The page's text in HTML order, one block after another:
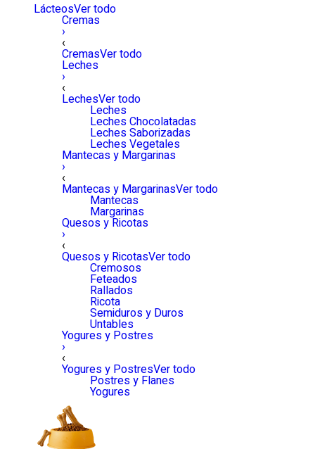
LácteosVer todo
Cremas
›
‹
CremasVer todo
Leches
›
‹
LechesVer todo
Leches
Leches Chocolatadas
Leches Saborizadas
Leches Vegetales
Mantecas y Margarinas
›
‹
Mantecas y MargarinasVer todo
Mantecas
Margarinas
Quesos y Ricotas
›
‹
Quesos y RicotasVer todo
Cremosos
Feteados
Rallados
Ricota
Semiduros y Duros
Untables
Yogures y Postres
›
‹
Yogures y PostresVer todo
Postres y Flanes
Yogures